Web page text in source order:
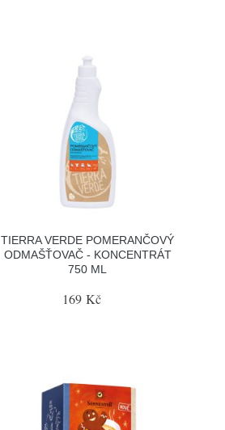
TIERRA VERDE POMERANČOVÝ
ODMAŠŤOVAČ - KONCENTRÁT
750 ML
169 Kč